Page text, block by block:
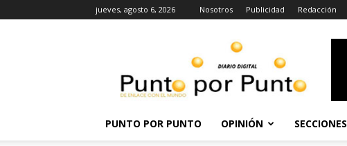
jueves, agosto 6, 2026 Nosotros Publicidad Redacción
Punto
PUNTO POR PUNTO OPINIÓN SECCIONES